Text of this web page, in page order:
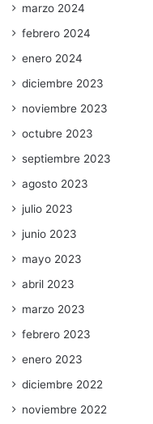
marzo 2024
febrero 2024
enero 2024
diciembre 2023
noviembre 2023
octubre 2023
septiembre 2023
agosto 2023
julio 2023
junio 2023
mayo 2023
abril 2023
marzo 2023
febrero 2023
enero 2023
diciembre 2022
noviembre 2022